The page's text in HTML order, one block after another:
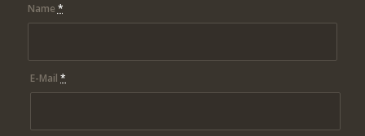
Name *
E-Mail*